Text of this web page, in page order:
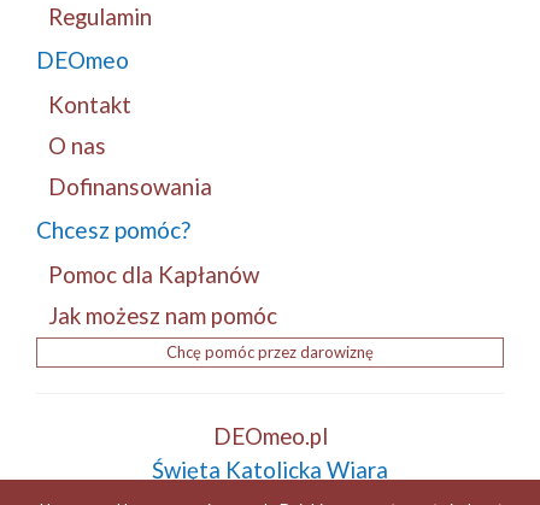
Regulamin
DEOmeo
Kontakt
O nas
Dofinansowania
Chcesz pomóc?
Pomoc dla Kapłanów
Jak możesz nam pomóc
Chcę pomóc przez darowiznę
DEOmeo.pl
Święta Katolicka Wiara